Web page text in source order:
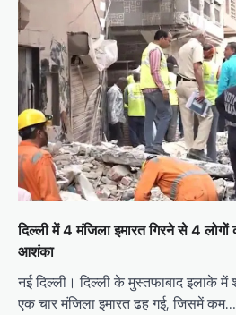
दिल्ली में 4 मंजिला इमारत गिरने से 4
आशंका
नई दिल्ली। दिल्ली के मुस्तफाबाद इलाके
एक चार मंजिला इमारत ढह गई, जिसमें कम…